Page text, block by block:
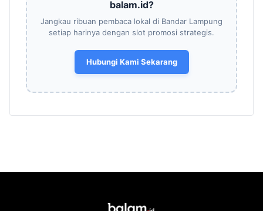
balam.id?
Jangkau ribuan pembaca lokal di Bandar Lampung
setiap harinya dengan slot promosi strategis.
Hubungi Kami Sekarang